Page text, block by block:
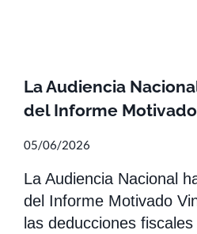
La Audiencia
del Informe
05/06/2026
La Audiencia Nacional
del Informe Motivado
las deducciones